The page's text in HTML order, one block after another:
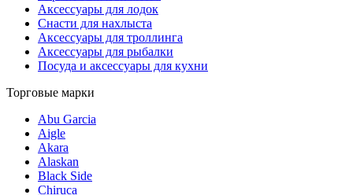
Аксессуары для лодок
Снасти для нахлыста
Аксессуары для троллинга
Аксессуары для рыбалки
Посуда и аксессуары для кухни
Торговые марки
Abu Garcia
Aigle
Akara
Alaskan
Black Side
Chiruca